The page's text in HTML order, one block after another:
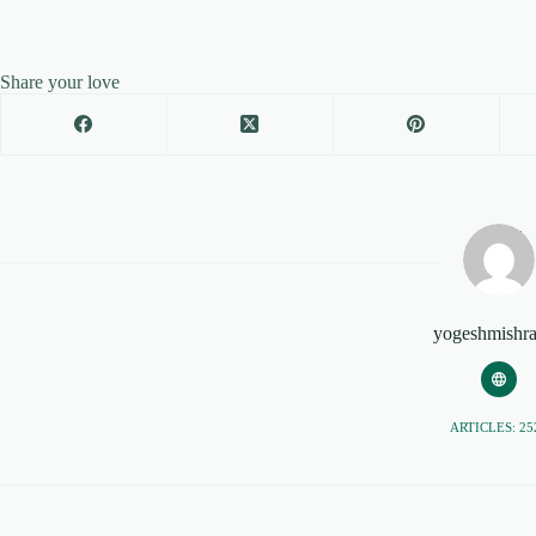
Share your love
ARTICLES: